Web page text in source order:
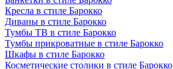
Кресла в стиле Барокко
Диваны в стиле Барокко
Тумбы ТВ в стиле Барокко
Тумбы прикроватные в стиле Барокко
Шкафы в стиле Барокко
Косметические столики в стиле Барокко